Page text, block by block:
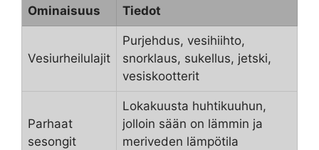
Ominaisuus Tiedot
Vesiurheilulajit
Purjehdus, vesihiihto,
snorklaus, sukellus, jetski,
vesiskootterit
Parhaat
sesongit
Lokakuusta huhtikuuhun,
jolloin sään on lämmin ja
meriveden lämpötila